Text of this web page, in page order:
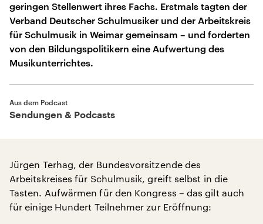
geringen Stellenwert ihres Fachs. Erstmals tagten der
Verband Deutscher Schulmusiker und der Arbeitskreis
für Schulmusik in Weimar gemeinsam – und forderten
von den Bildungspolitikern eine Aufwertung des
Musikunterrichtes.
Aus dem Podcast
Sendungen & Podcasts
Jürgen Terhag, der Bundesvorsitzende des
Arbeitskreises für Schulmusik, greift selbst in die
Tasten. Aufwärmen für den Kongress – das gilt auch
für einige Hundert Teilnehmer zur Eröffnung: